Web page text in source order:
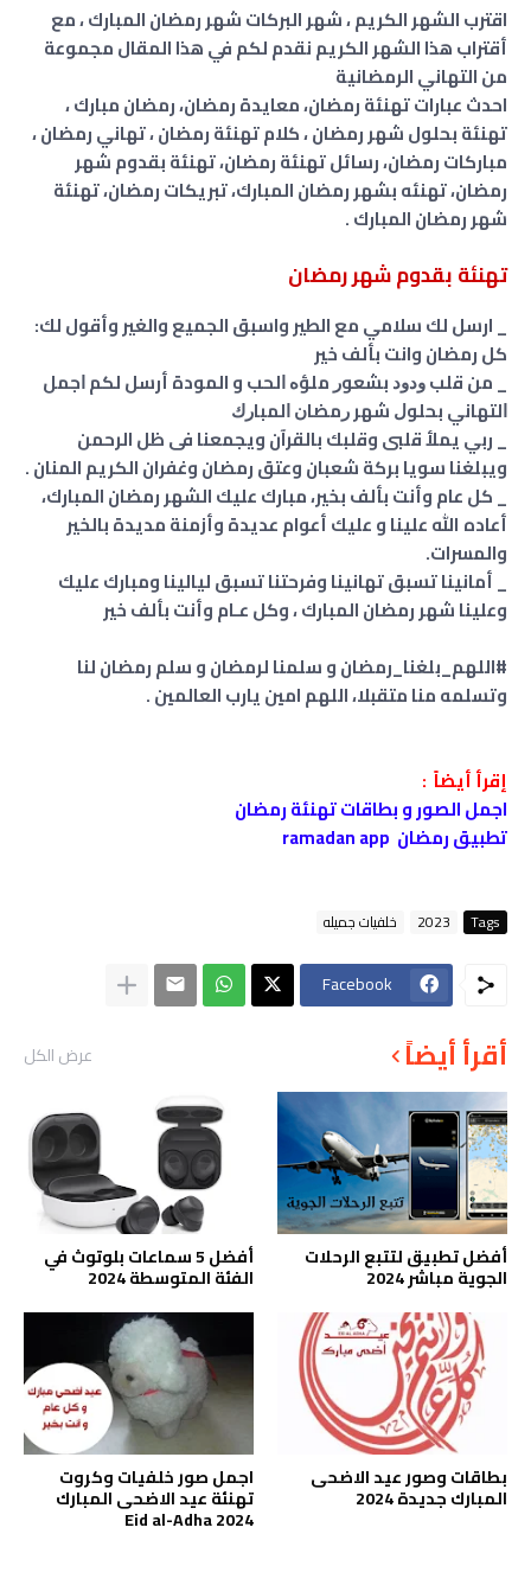
اقترب الشهر الكريم ، شهر البركات شهر رمضان المبارك ، مع
أقتراب هذا الشهر الكريم نقدم لكم في هذا المقال مجموعة
من التهاني الرمضانية
احدث عبارات تهنئة رمضان، معايدة رمضان، رمضان مبارك ،
تهنئة بحلول شهر رمضان ، كلام تهنئة رمضان ، تهاني رمضان ،
مباركات رمضان، رسائل تهنئة رمضان، تهنئة بقدوم شهر
رمضان، تهنئه بشهر رمضان المبارك، تبريكات رمضان، تهنئة
شهر رمضان المبارك .
تهنئة بقدوم شهر رمضان
_ ارسل لك سلامي مع الطير واسبق الجميع والغير وأقول لك:
كل رمضان وانت بألف خير
_ ﻣﻦ ﻗﻠﺐ ﻭﺩﻭﺩ ﺑﺸﻌﻮﺭ ﻣﻠﺆﻩ ﺍﻟﺤﺐ و المودة أرسل لكم ﺍﺟﻤﻞ
ﺍﻟﺘﻬﺎﻧﻲ ﺑﺤﻠﻮﻝ ﺷﻬﺮ ﺭﻣﻀﺎﻥ ﺍﻟﻤﺒﺎﺭﻙ
_ ربي يملأ قلبى وقلبك بالقرآن ويجمعنا فى ظل الرحمن
ويبلغنا سويا بركة شعبان وعتق رمضان وغفران الكريم المنان .
_ كل عام وأنت بألف بخير، مبارك عليك الشهر رمضان المبارك،
أعاده الله علينا و عليك أعوام عديدة وأزمنة مديدة بالخير
والمسرات.
_ أمانينا تسبق تهانينا وفرحتنا تسبق ليالينا ومبارك عليك
وعلينا شهر رمضان المبارك ، وكل عـام وأنت بألف خير
#اللهم_بلغنا_رمضان و سلمنا لرمضان و سلم رمضان لنا
وتسلمه منا متقبلا، اللهم امين يارب العالمين .
إقرأ أيضاً :
اجمل الصور و بطاقات تهنئة رمضان
تطبيق رمضان ramadan app
Tags
2023 خلفيات جميله
Facebook
أقرأ أيضاً عرض الكل
أفضل تطبيق لتتبع الرحلات
الجوية مباشر 2024
أفضل 5 سماعات بلوتوث في
الفئة المتوسطة 2024
بطاقات وصور عيد الاضحى
المبارك جديدة 2024
اجمل صور خلفيات وكروت
تهنئة عيد الاضحى المبارك
2024 Eid al-Adha